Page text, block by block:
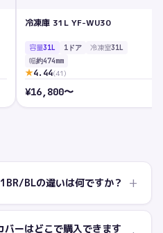
冷凍庫 31L YF-WU30
容量31L 1ドア 冷凍室31L
幅約474mm
★4.44(41)
¥16,800〜
BLの違いは何ですか？ +
バーはどこで購入できます